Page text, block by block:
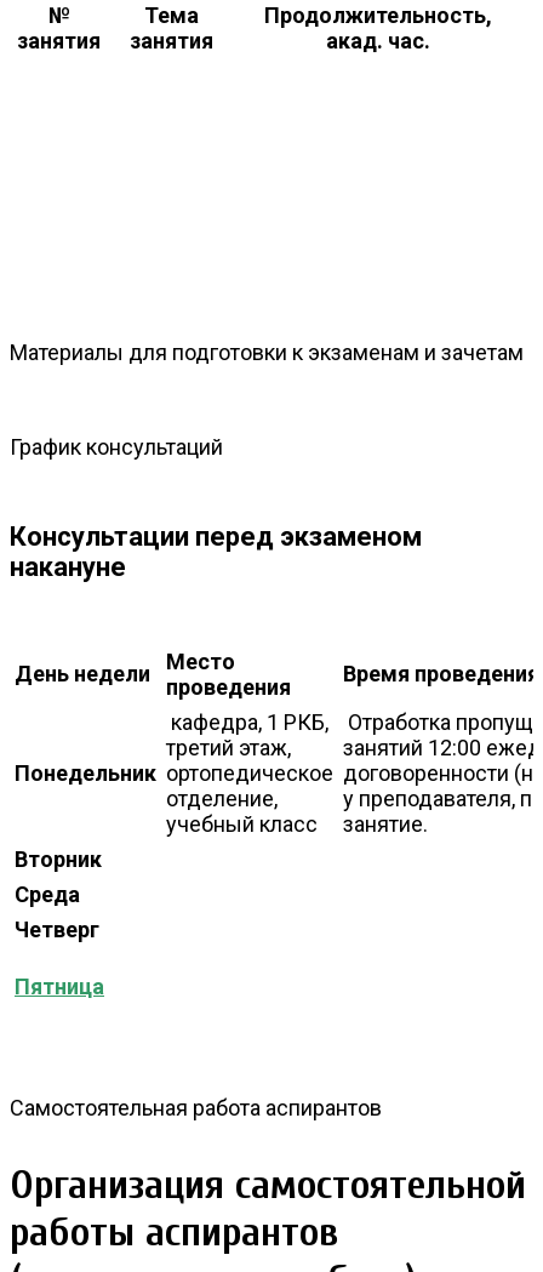
№
занятия
Тема
занятия
Продолжительность,
акад. час.
Материалы для подготовки к экзаменам и зачетам
График консультаций
Консультации перед экзаменом
накануне
День недели
Место
проведения
Время проведения
Понедельник
кафедра, 1 РКБ,
третий этаж,
ортопедическое
отделение,
учебный класс
Отработка
занятий 12:00
договоренности
у преподавателя,
занятие.
Вторник
Среда
Четверг
Пятница
Самостоятельная работа аспирантов
Организация самостоятельной
работы аспирантов